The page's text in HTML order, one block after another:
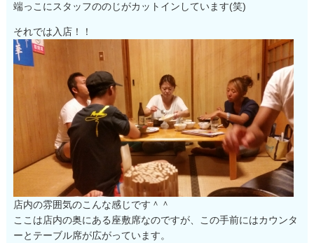
端っこにスタッフののじがカットインしています(笑)
それでは入店！！
店内の雰囲気のこんな感じです＾＾
ここは店内の奥にある座敷席なのですが、この手前にはカウンタ
ーとテーブル席が広がっています。